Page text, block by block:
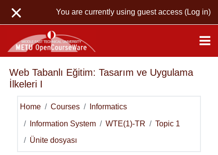
You are currently using guest access (Log in)
Web Tabanlı Eğitim: Tasarım ve Uygulama
İlkeleri I
Home Courses Informatics
Information System WTE(1)-TR Topic 1
Ünite dosyası